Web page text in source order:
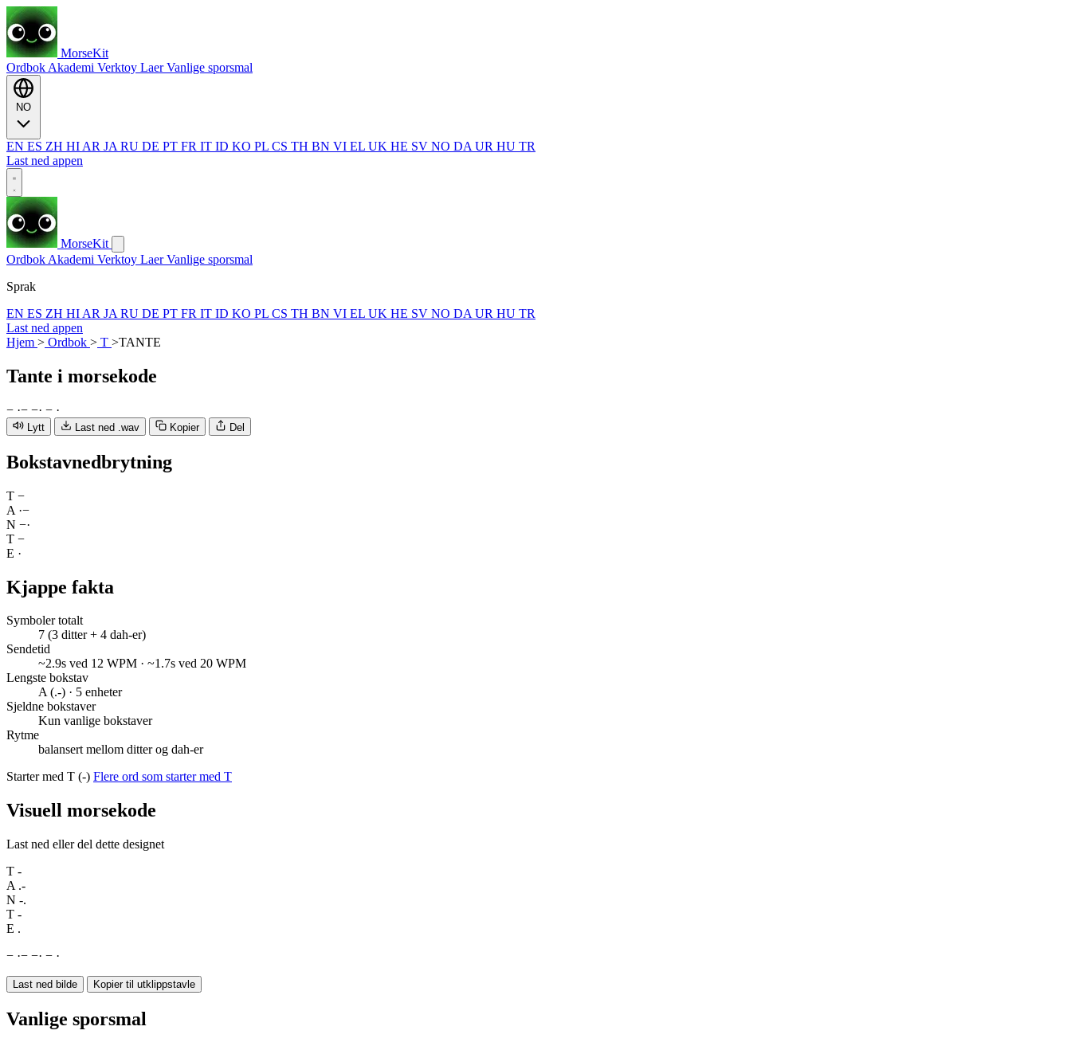
MorseKit
Ordbok Akademi Verktoy LaerVanlige sporsmal
EN ES ZH HI AR JA RU DE PT FR IT ID KO PL CS TH BN VI EL UK HE SV NO DA UR HU TR
Last ned appen
MorseKit
Ordbok Akademi Verktoy LaerVanlige sporsmal
Sprak
EN ES ZH HI AR JA RU DE PT FR IT ID KO PL CS TH BN VI EL UK HE SV NO DA UR HU TR
Last ned appen
Hjem > Ordbok > T >TANTE
Tante i morsekode
− ·− −· − ·
Lytt Last ned .wav Kopier Del
Bokstavnedbrytning
T −
A ·−
N −·
T −
E ·
Kjappe fakta
Symboler totalt
7 (3 ditter + 4 dah-er)
Sendetid
~2.9s ved 12 WPM · ~1.7s ved 20 WPM
Lengste bokstav
A (.-) · 5 enheter
Sjeldne bokstaver
Kun vanlige bokstaver
Rytme
balansert mellom ditter og dah-er
Starter med T (-) Flere ord som starter med T
Visuell morsekode
Last ned eller del dette designet
T -
A .-
N -.
T -
E .
− ·− −· − ·
Last ned bilde Kopier til utklippstavle
Vanlige sporsmal